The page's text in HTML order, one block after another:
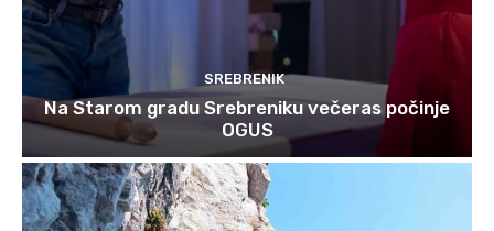
SREBRENIK
Na Starom gradu Srebreniku večeras počinje
OGUS